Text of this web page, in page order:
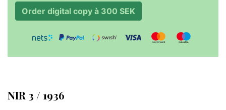
Order digital copy à 300 SEK
NIR 3 / 1936